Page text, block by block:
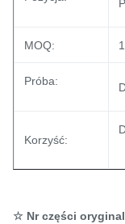
MOQ:
Próba:
Korzyść:
☆ Nr części